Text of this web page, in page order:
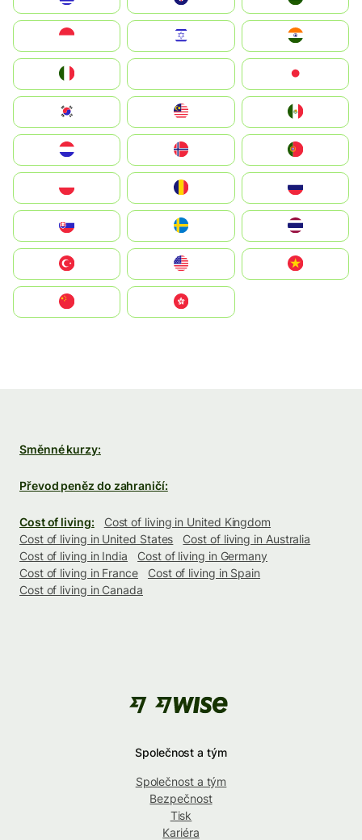
South Korea
United States
中國香港特別行政區
Směnné kurzy:
Převod peněz do zahraničí:
Cost of living:
Cost of living in United Kingdom
Cost of living in United States
Cost of living in Australia
Cost of living in India
Cost of living in Germany
Cost of living in France
Cost of living in Spain
Cost of living in Canada
Společnost a tým
Společnost a tým
Bezpečnost
Tisk
Kariéra